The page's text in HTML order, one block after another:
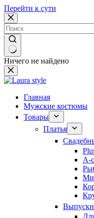
Перейти к сути
Ничего не найдено
Главная
Мужские костюмы
Товары
Платья
А-